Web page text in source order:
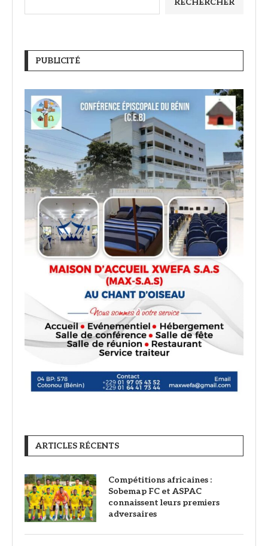
PUBLICITÉ
ARTICLES RÉCENTS
Compétitions africaines :
Sobemap FC et ASPAC
connaissent leurs premiers
adversaires